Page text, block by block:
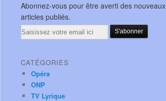
Abonnez-vous pour être averti des nouveaux
articles publiés.
Email
CATÉGORIES
Opéra
ONP
TV Lyrique